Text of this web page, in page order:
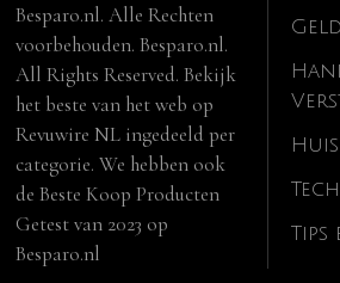
Besparo.nl. Alle Rechten
voorbehouden. Besparo.nl.
All Rights Reserved. Bekijk
het beste van het web op
Revuwire NL ingedeeld per
categorie. We hebben ook
deBeste Koop Producten
Getest van 2023 op
Besparo.nl
Geld